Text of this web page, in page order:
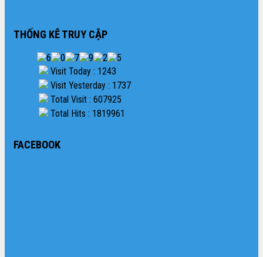
THỐNG KÊ TRUY CẬP
Visit Today : 1243
Visit Yesterday : 1737
Total Visit : 607925
Total Hits : 1819961
FACEBOOK